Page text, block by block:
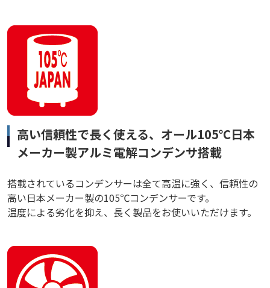
高い信頼性で長く使える、オール105℃日本
メーカー製アルミ電解コンデンサ搭載
搭載されているコンデンサーは全て高温に強く、信頼性の
高い日本メーカー製の105℃コンデンサーです。
温度による劣化を抑え、長く製品をお使いいただけます。